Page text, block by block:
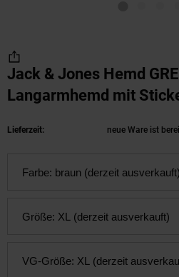
Jack & Jones Hemd
Langarmhemd mit
Lieferzeit: neue Ware ist
Farbe: braun (derzeit ausverkauft)
Größe: XL (derzeit ausverkauft)
VG-Größe: XL (derzeit